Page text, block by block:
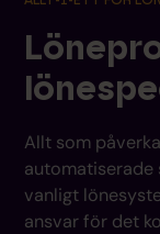
Allt som
automatiserade
vanligt
ansvar för det